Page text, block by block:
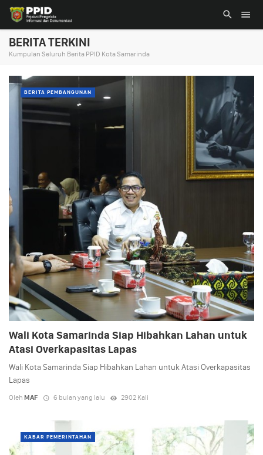
BERITA TERKINI
Kumpulan Seluruh Berita PPID Kota Samarinda
BERITA PEMBANGUNAN
Wali Kota Samarinda Siap Hibahkan Lahan untuk
Atasi Overkapasitas Lapas
Wali Kota Samarinda Siap Hibahkan Lahan untuk Atasi Overkapasitas
Lapas
Oleh MAF 6 bulan yang lalu 2902 Kali
KABAR PEMERINTAHAN